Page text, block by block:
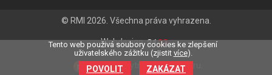
© RMI 2026. Všechna práva vyhrazena.
Webdesign
Cleverochytrý eshop na míru.
Tento web použivá soubory cookies ke zlepšení
uživatelského zážitku (zjistit více).
POVOLIT ZAKÁZAT